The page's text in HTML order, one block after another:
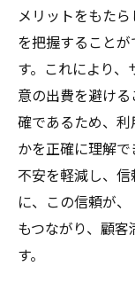
メリットをもた
を把握すること
す。これにより
意の出費を避け
確であるため、
かを正確に理解
不安を軽減し、
に、この信頼が
もつながり、顧
す。